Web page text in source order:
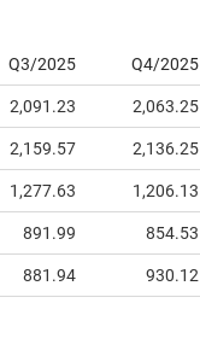
Q3/2025 Q4/2025
2,091.23 2,063.25
2,159.57 2,136.25
1,277.63 1,206.13
891.99 854.53
881.94 930.12